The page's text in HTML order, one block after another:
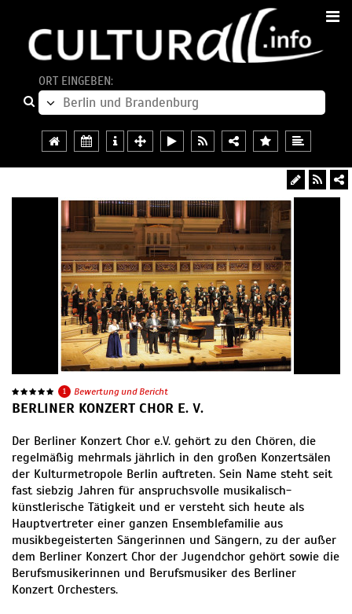
ORT EINGEBEN:
1 Bewertung und Bericht
BERLINER KONZERT CHOR E. V.
Der Berliner Konzert Chor e.V. gehört zu den Chören, die
regelmäßig mehrmals jährlich in den großen Konzertsälen
der Kulturmetropole Berlin auftreten. Sein Name steht seit
fast siebzig Jahren für anspruchsvolle musikalisch-
künstlerische Tätigkeit und er versteht sich heute als
Hauptvertreter einer ganzen Ensemblefamilie aus
musikbegeisterten Sängerinnen und Sängern, zu der außer
dem Berliner Konzert Chor der Jugendchor gehört sowie die
Berufsmusikerinnen und Berufsmusiker des Berliner
Konzert Orchesters.